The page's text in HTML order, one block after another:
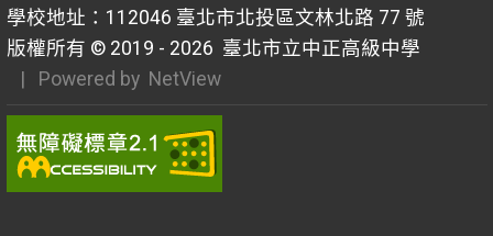
學校地址：112046 臺北市北投區文林北路 77 號
版權所有 © 2019 - 2026 臺北市立中正高級中學
| Powered by NetView